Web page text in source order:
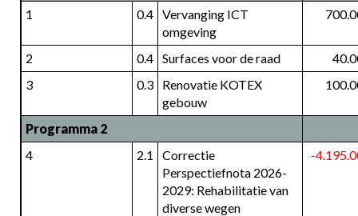
1 0.4 Vervanging ICT
omgeving
2 0.4 Surfaces voor de raad
3
0.3
Renovatie KOTEX
gebouw
Programma 2
4
2.1
Correctie
Perspectiefnota 2026-
2029: Rehabilitatie van
diverse wegen
-